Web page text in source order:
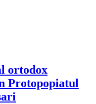
ortodox
Protopopiatul